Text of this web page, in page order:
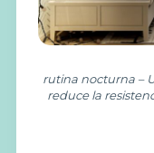
rutina nocturna –
reduce la